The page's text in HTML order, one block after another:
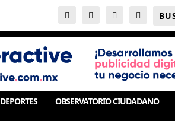
DEPORTES OBSERVATORIO CIUDADANO